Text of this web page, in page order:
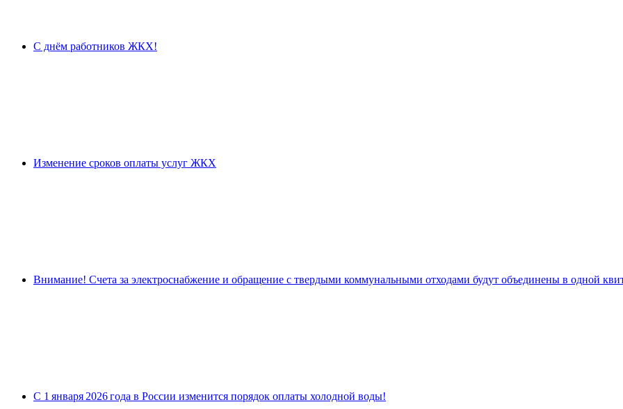
С днём работников ЖКХ!
Изменение сроков оплаты услуг ЖКХ
Внимание! Счета за электроснабжение и обращение с твердыми коммунальными отходами будут объединены в одной
С 1 января 2026 года в России изменится порядок оплаты холодной воды!